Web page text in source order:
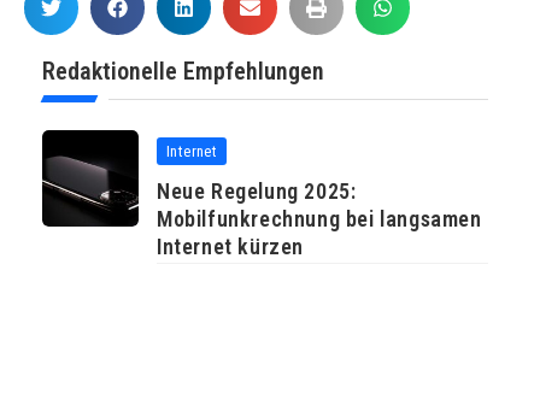
Redaktionelle Empfehlungen
Internet
Neue Regelung 2025:
Mobilfunkrechnung bei langsamen
Internet kürzen